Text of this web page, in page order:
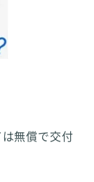
無償で交付